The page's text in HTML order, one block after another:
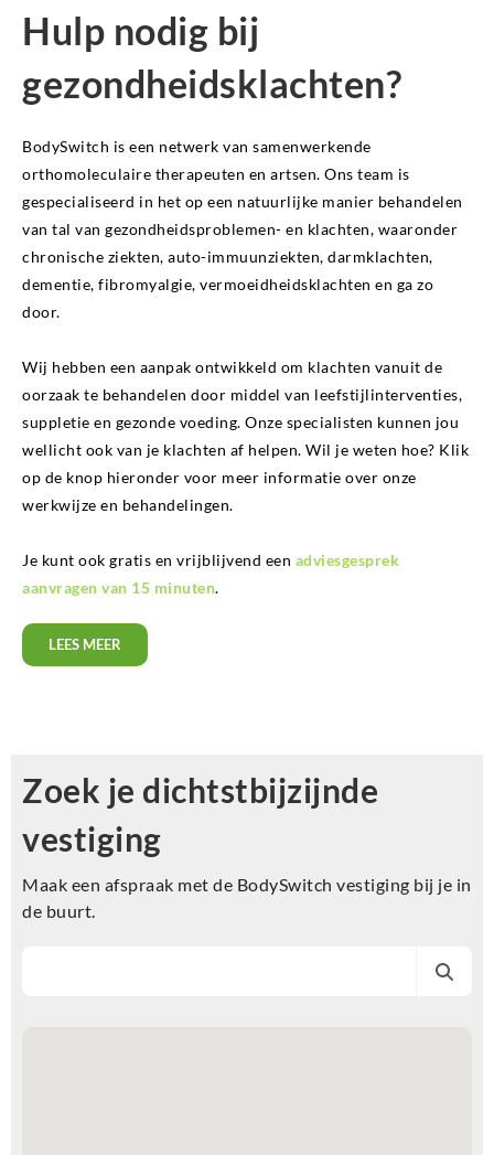
Hulp nodig bij
gezondheidsklachten?
BodySwitch is een netwerk van samenwerkende
orthomoleculaire therapeuten en artsen. Ons team is
gespecialiseerd in het op een natuurlijke manier behandelen
van tal van gezondheidsproblemen- en klachten, waaronder
chronische ziekten, auto-immuunziekten, darmklachten,
dementie, fibromyalgie, vermoeidheidsklachten en ga zo
door.
Wij hebben een aanpak ontwikkeld om klachten vanuit de
oorzaak te behandelen door middel van leefstijlinterventies,
suppletie en gezonde voeding. Onze specialisten kunnen jou
wellicht ook van je klachten af helpen. Wil je weten hoe? Klik
op de knop hieronder voor meer informatie over onze
werkwijze en behandelingen.
Je kunt ook gratis en vrijblijvend een adviesgesprek
aanvragen van 15 minuten.
LEES MEER
Zoek je dichtstbijzijnde
vestiging
Maak een afspraak met de BodySwitch vestiging bij je in
de buurt.